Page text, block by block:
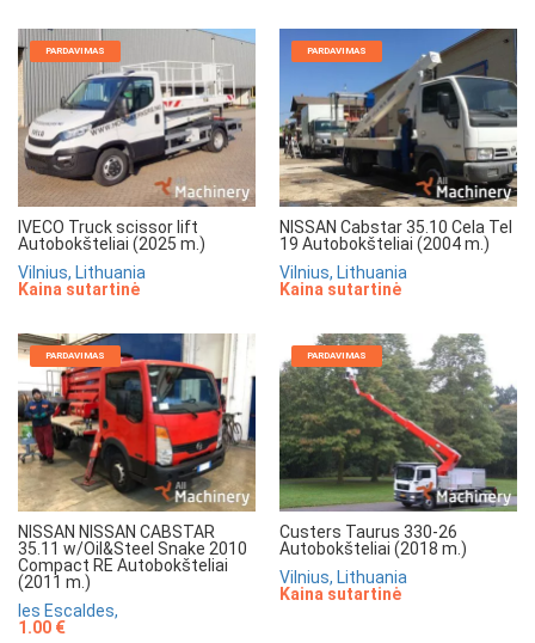
PARDAVIMAS
IVECO Truck scissor lift
Autobokšteliai (2025 m.)
Vilnius, Lithuania
Kaina sutartinė
PARDAVIMAS
NISSAN Cabstar 35.10 Cela Tel
19 Autobokšteliai (2004 m.)
Vilnius, Lithuania
Kaina sutartinė
PARDAVIMAS
NISSAN NISSAN CABSTAR
35.11 w/Oil&Steel Snake 2010
Compact RE Autobokšteliai
(2011 m.)
les Escaldes,
1.00 €
PARDAVIMAS
Custers Taurus 330-26
Autobokšteliai (2018 m.)
Vilnius, Lithuania
Kaina sutartinė